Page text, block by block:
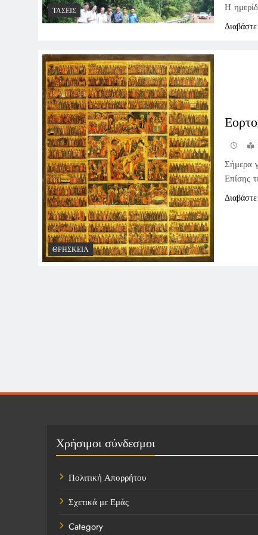
ΤΆΣΕΙΣ Η
ΘΡΗΣΚΕΊΑ
Σήμερα
Επίσης
Χρήσιμοι σύνδεσμοι
Πολιτική Απορρήτου
Σχετικά με Εμάς
Category